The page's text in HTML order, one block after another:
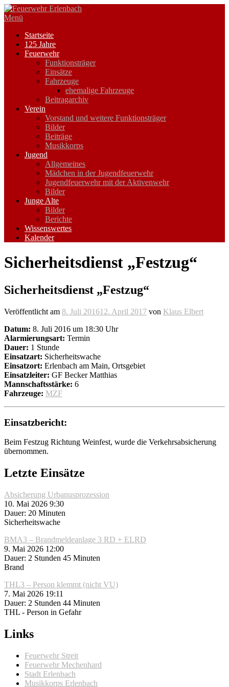
Zum
Inhalt
Menü
Startseite
125 Jahre
Feuerwehr
Funktionsträger
Einsätze
Fahrzeuge
ehemalige Fahrzeuge
Beitragarchiv
Verein
Vorstand und weitere Funktionsträger
Bilder
Beiträge
Musikkorps
Jugend
Allgemeines
Mädchen in der Jugendfeuerwehr
Jugendfeuerwehr mit der Aktivenwehr
Bilder
Junge Alte
Bilder
Berichte
Wissenswertes
Kalender
Sicherheitsdienst „Festzug“
Sicherheitsdienst „Festzug“
Veröffentlicht am 8. Juli 201612. April 2017 von Klaus Elbert
Datum: 8. Juli 2016 um 18:30 Uhr
Alarmierungsart: Termin
Dauer: 1 Stunde
Einsatzart: Sicherheitswache
Einsatzort: Erlenbach am Main, Ortsgebiet
Einsatzleiter: GF Becker Matthias
Mannschaftsstärke: 6
Fahrzeuge: MZF
Einsatzbericht:
Beim Festzug Richtung Weinfest, wurde die Verkehrsabsicherung
übernommen.
Letzte Einsätze
Absicherung Urbanusprozession
10. Mai 2026 9:30
Dauer: 20 Minuten
Sicherheitswache
BMA3 – Brandmeldeanlage 3 RD + ELRD
9. Mai 2026 12:00
Dauer: 2 Stunden 45 Minuten
Brand
THL3 – Person klemmt (nicht VU)
7. Mai 2026 19:11
Dauer: 2 Stunden 44 Minuten
THL - Person in Gefahr
Links
Feuerwehr Streit
Feuerwehr Mechenhard
Stadt Erlenbach
Musikkorps Erlenbach